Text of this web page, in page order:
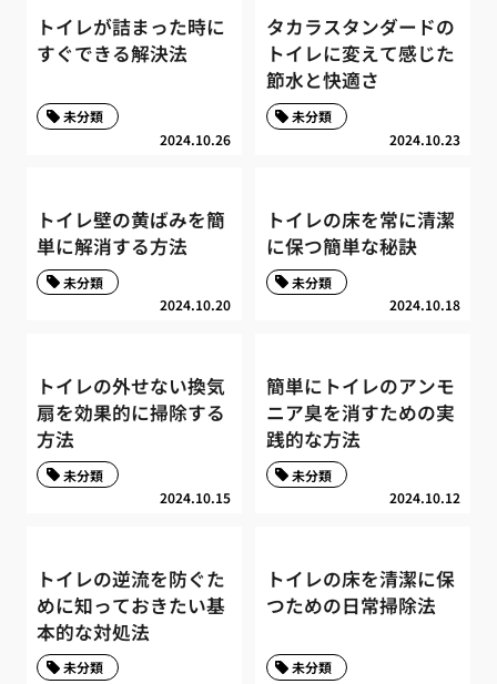
トイレが詰まった時に
すぐできる解決法
2024.10.26
未分類
タカラスタンダードの
トイレに変えて感じた
節水と快適さ
2024.10.23
未分類
トイレ壁の黄ばみを簡
単に解消する方法
2024.10.20
未分類
トイレの床を常に清潔
に保つ簡単な秘訣
2024.10.18
未分類
トイレの外せない換気
扇を効果的に掃除する
方法
2024.10.15
未分類
簡単にトイレのアンモ
ニア臭を消すための実
践的な方法
2024.10.12
未分類
トイレの逆流を防ぐた
めに知っておきたい基
本的な対処法
未分類
トイレの床を清潔に保
つための日常掃除法
未分類